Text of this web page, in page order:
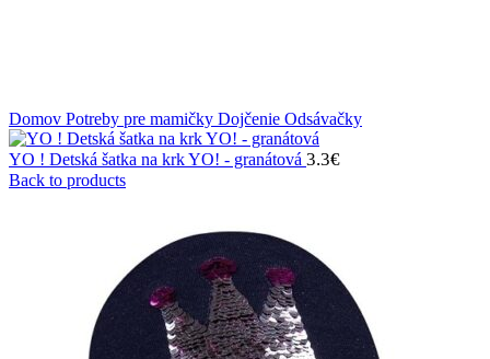
Domov Potreby pre mamičky Dojčenie Odsávačky
YO ! Detská šatka na krk YO! - granátová 3.3€
Back to products